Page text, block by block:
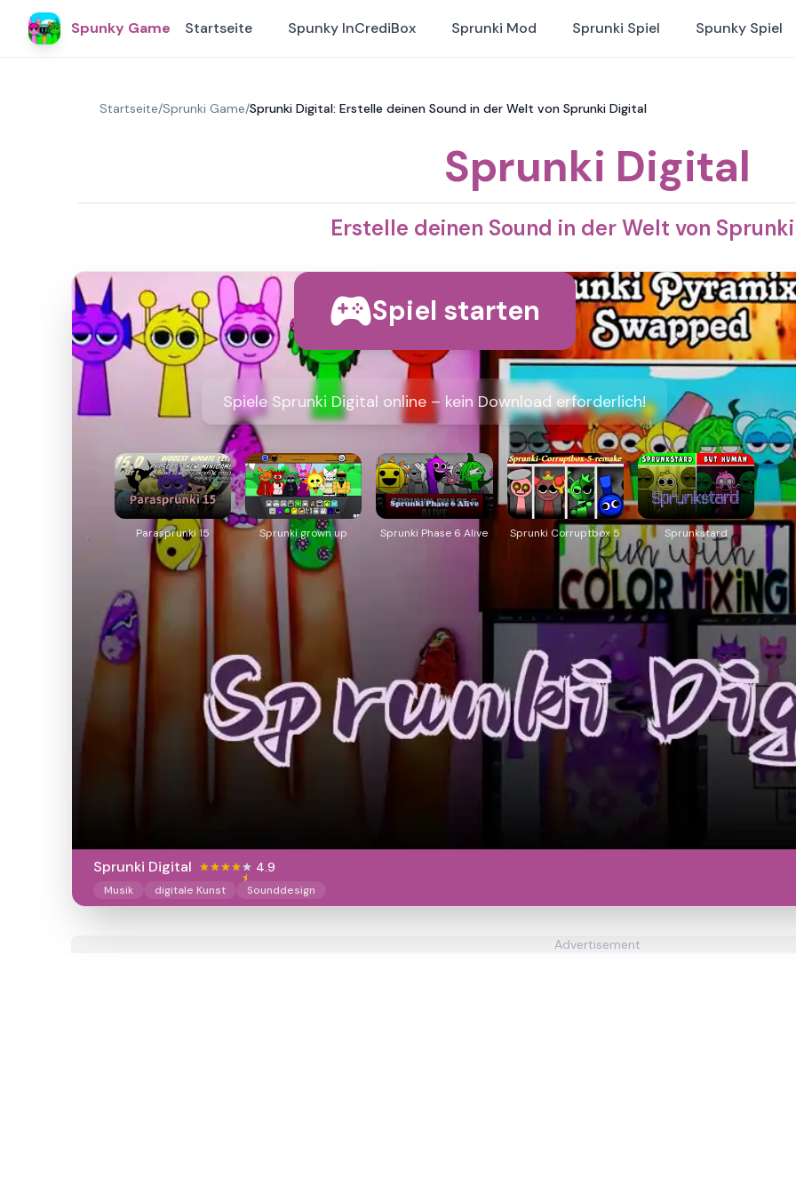
Spunky Game Startseite Spunky InCrediBox Sprunki Mod Sprunki Spiel Spunky Spiel
Startseite/Sprunki Game/Sprunki Digital: Erstelle deinen Sound in der Welt von Sprunki Digital
Sprunki Digital
Erstelle deinen Sound in der Welt von
Spiel starten
Spiele Sprunki Digital online – kein Download erforderlich!
Parasprunki 15 Sprunki grown up Sprunki Phase 6 Alive Sprunki Corruptbox 5 Sprunkstard
Sprunki Digital 4.9
Musik digitale Kunst Sounddesign
Advertisement